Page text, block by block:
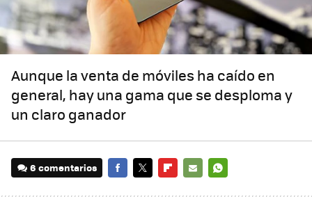
Aunque la venta de móviles ha caído en
general, hay una gama que se desploma y
un claro ganador
6 comentarios